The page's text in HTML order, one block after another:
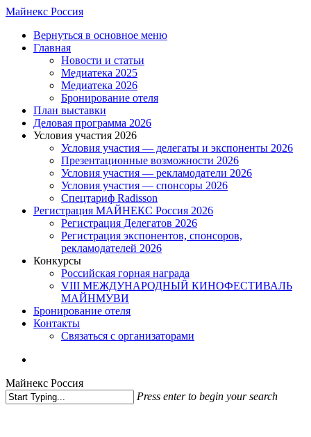
Skip
main
content
Майнекс Россия
Menu
Вернуться в основное меню
Главная
Новости и статьи
Медиатека 2025
Медиатека 2026
Бронирование отеля
План выставки
Деловая программа 2026
Условия участия 2026
Условия участия — делегаты и экспоненты 2026
Презентационные возможности 2026
Условия участия — рекламодатели 2026
Условия участия — спонсоры 2026
Спецтариф Radisson
Регистрация МАЙНЕКС Россия 2026
Регистрация Делегатов 2026
Регистрация экспонентов, спонсоров,
рекламодателей 2026
Конкурсы
Российская горная награда
VIII МЕЖДУНАРОДНЫЙ КИНОФЕСТИВАЛЬ
МАЙНМУВИ
Бронирование отеля
Контакты
Связаться с организаторами
Майнекс Россия
Press enter to begin your search